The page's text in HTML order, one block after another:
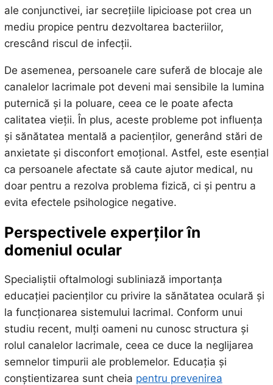
ale conjunctivei, iar secrețiile lipicioase pot crea un
mediu propice pentru dezvoltarea bacteriilor,
crescând riscul de infecții.
De asemenea, persoanele care suferă de blocaje ale
canalelor lacrimale pot deveni mai sensibile la lumina
puternică și la poluare, ceea ce le poate afecta
calitatea vieții. În plus, aceste probleme pot influența
și sănătatea mentală a pacienților, generând stări de
anxietate și disconfort emoțional. Astfel, este esențial
ca persoanele afectate să caute ajutor medical, nu
doar pentru a rezolva problema fizică, ci și pentru a
evita efectele psihologice negative.
Perspectivele experților în
domeniul ocular
Specialiștii oftalmologi subliniază importanța
educației pacienților cu privire la sănătatea oculară și
la funcționarea sistemului lacrimal. Conform unui
studiu recent, mulți oameni nu cunosc structura și
rolul canalelor lacrimale, ceea ce duce la neglijarea
semnelor timpurii ale problemelor. Educația și
conștientizarea sunt cheia pentru prevenirea